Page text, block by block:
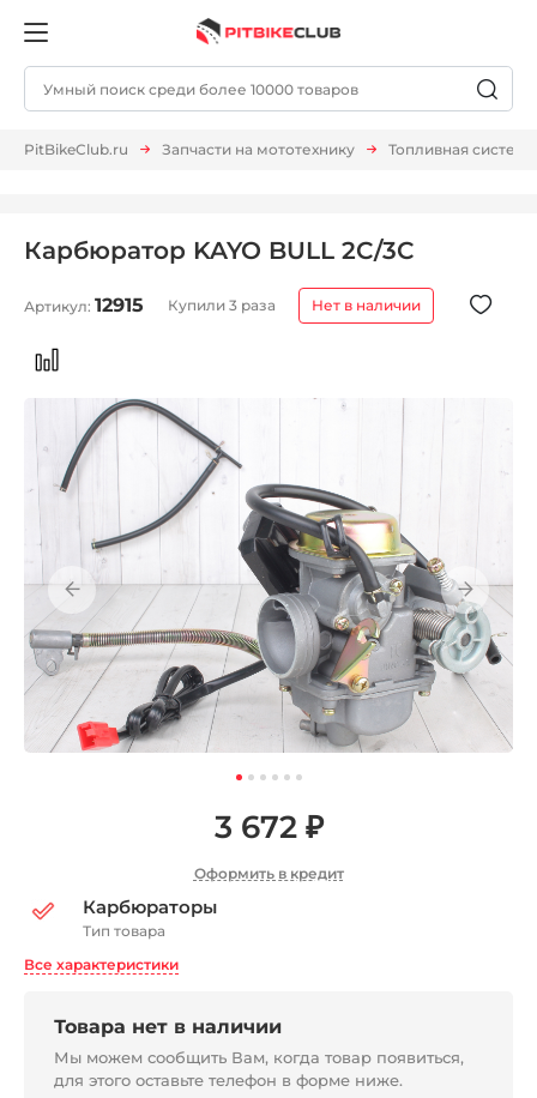
PitBikeClub.ru Запчасти на мототехнику Топливная система
Карбюратор KAYO BULL 2C/3C
Артикул: 12915 Купили 3 раза Нет в наличии
3 672 ₽
Оформить в кредит
Карбюраторы
Тип товара
Все характеристики
Товара нет в наличии
Мы можем сообщить Вам, когда товар появиться,
для этого оставьте телефон в форме ниже.